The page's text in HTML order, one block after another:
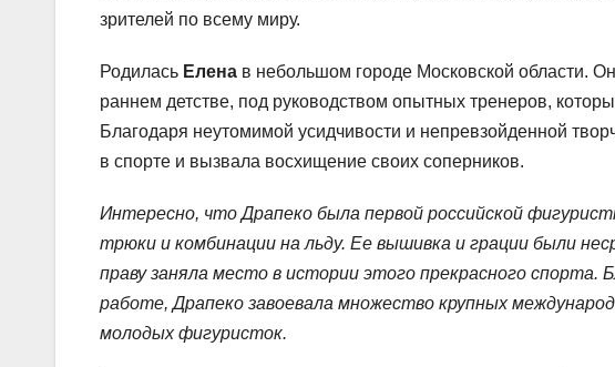
зрителей по всему миру.
Родилась Елена в небольшом городе Московской области.
раннем детстве, под руководством опытных тренеров,
Благодаря неутомимой усидчивости и непревзойденной
в спорте и вызвала восхищение своих соперников.
Интересно, что Драпеко была первой российской
трюки и комбинации на льду. Ее вышивка и грации были
праву заняла место в истории этого прекрасного
работе, Драпеко завоевала множество крупных
молодых фигуристок.